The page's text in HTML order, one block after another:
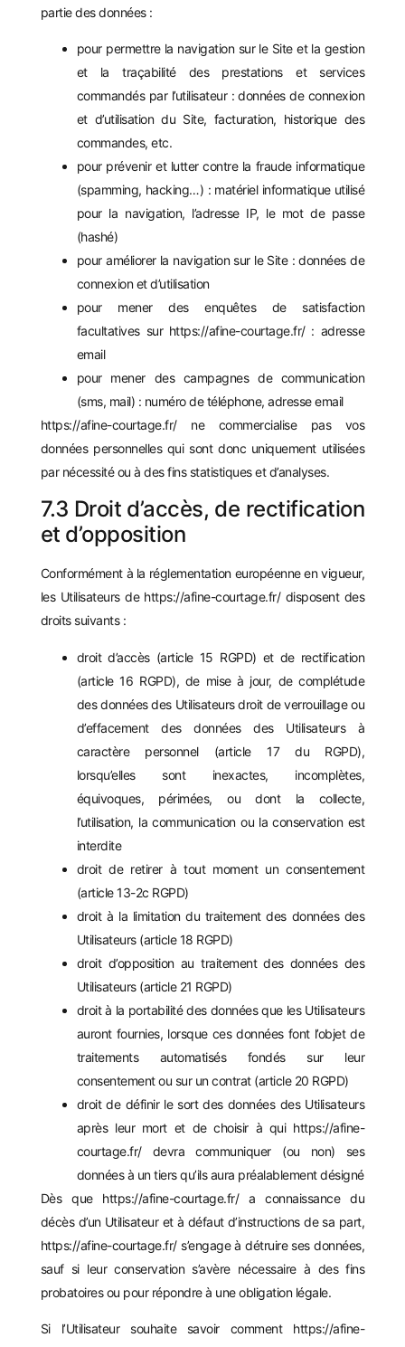
partie des données :
pour permettre la navigation sur le Site et la gestion
et la traçabilité des prestations et services
commandés par l’utilisateur : données de connexion
et d’utilisation du Site, facturation, historique des
commandes, etc.
pour prévenir et lutter contre la fraude informatique
(spamming, hacking…) : matériel informatique utilisé
pour la navigation, l’adresse IP, le mot de passe
(hashé)
pour améliorer la navigation sur le Site : données de
connexion et d’utilisation
pour mener des enquêtes de satisfaction
facultatives sur https://afine-courtage.fr/: adresse
email
pour mener des campagnes de communication
(sms, mail) : numéro de téléphone, adresse email
https://afine-courtage.fr/ne commercialise pas vos
données personnelles qui sont donc uniquement utilisées
par nécessité ou à des fins statistiques et d’analyses.
7.3 Droit d’accès, de rectification
et d’opposition
Conformément à la réglementation européenne en vigueur,
les Utilisateurs de https://afine-courtage.fr/disposent des
droits suivants :
droit d’accès (article 15 RGPD) et de rectification
(article 16 RGPD), de mise à jour, de complétude
des données des Utilisateurs droit de verrouillage ou
d’effacement des données des Utilisateurs à
caractère personnel (article 17 du RGPD),
lorsqu’elles sont inexactes, incomplètes,
équivoques, périmées, ou dont la collecte,
l’utilisation, la communication ou la conservation est
interdite
droit de retirer à tout moment un consentement
(article 13-2c RGPD)
droit à la limitation du traitement des données des
Utilisateurs (article 18 RGPD)
droit d’opposition au traitement des données des
Utilisateurs (article 21 RGPD)
droit à la portabilité des données que les Utilisateurs
auront fournies, lorsque ces données font l’objet de
traitements automatisés fondés sur leur
consentement ou sur un contrat (article 20 RGPD)
droit de définir le sort des données des Utilisateurs
après leur mort et de choisir à qui https://afine-
courtage.fr/devra communiquer (ou non) ses
données à un tiers qu’ils aura préalablement désigné
Dès que https://afine-courtage.fr/a connaissance du
décès d’un Utilisateur et à défaut d’instructions de sa part,
https://afine-courtage.fr/s’engage à détruire ses données,
sauf si leur conservation s’avère nécessaire à des fins
probatoires ou pour répondre à une obligation légale.
Si l’Utilisateur souhaite savoir comment https://afine-